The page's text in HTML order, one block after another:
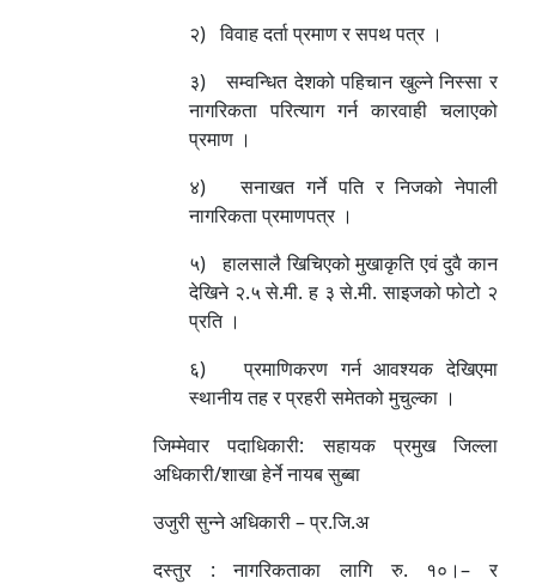
२) विवाह दर्ता प्रमाण र सपथ पत्र ।
३) सम्वन्धित देशको पहिचान खुल्ने निस्सा र
नागरिकता परित्याग गर्न कारवाही चलाएको
प्रमाण ।
४) सनाखत गर्ने पति र निजको नेपाली
नागरिकता प्रमाणपत्र ।
५) हालसालै खिचिएको मुखाकृति एवं दुवै कान
देखिने २.५ से.मी. ह ३ से.मी. साइजको फोटो २
प्रति ।
६) प्रमाणिकरण गर्न आवश्यक देखिएमा
स्थानीय तह र प्रहरी समेतको मुचुल्का ।
जिम्मेवार पदाधिकारी: सहायक प्रमुख जिल्ला
अधिकारी/शाखा हेर्ने नायब सुब्बा
उजुरी सुन्ने अधिकारी – प्र.जि.अ
दस्तुर : नागरिकताका लागि रु. १०।– र